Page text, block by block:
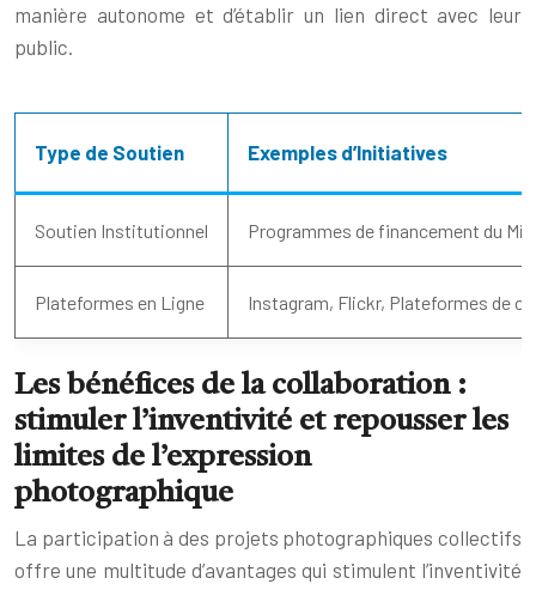
manière autonome et d’établir un lien direct avec leur
public.
Type de Soutien Exemples d’Initiatives
Soutien Institutionnel Programmes de financement du
Plateformes en Ligne Instagram, Flickr, Plateformes de
Les bénéfices de la collaboration :
stimuler l’inventivité et repousser les
limites de l’expression
photographique
La participation à des projets photographiques collectifs
offre une multitude d’avantages qui stimulent l’inventivité